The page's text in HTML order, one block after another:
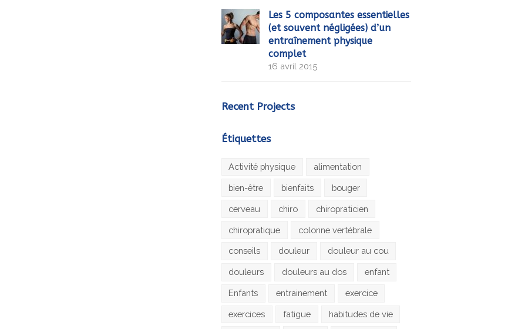
Les 5 composantes essentielles
(et souvent négligées) d’un
entraînement physique
complet
16 avril 2015
Recent Projects
Étiquettes
Activité physique alimentation
bien-être bienfaits bouger
cerveau chiro chiropraticien
chiropratique colonne vertébrale
conseils douleur douleur au cou
douleurs douleurs au dos enfant
Enfants entrainement exercice
exercices fatigue habitudes de vie